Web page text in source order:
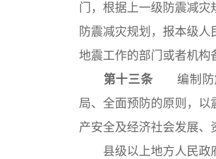
门，根据上一级防震减
防震减灾规划，报本级
地震工作的部门或者机构
第十三条 编制防震
局、全面预防的原则，以
产安全及经济社会发展、
县级以上地方人民政